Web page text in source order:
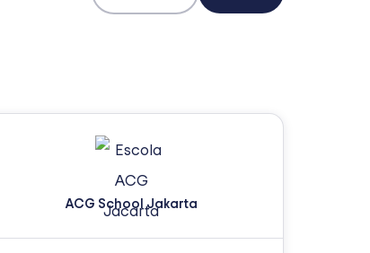
ACG School Jakarta